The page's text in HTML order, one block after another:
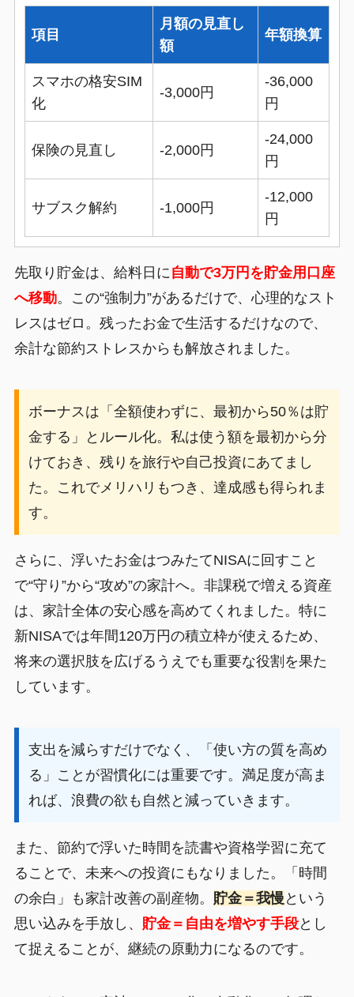
項目
月額の見直し
額
年額換算
スマホの格安SIM
化
-3,000円
-36,000
円
保険の見直し -2,000円
-24,000
円
サブスク解約 -1,000円
-12,000
円
先取り貯金は、給料日に自動で3万円を貯金用口座
へ移動。この“強制力”があるだけで、心理的なスト
レスはゼロ。残ったお金で生活するだけなので、
余計な節約ストレスからも解放されました。
ボーナスは「全額使わずに、最初から50％は貯
金する」とルール化。私は使う額を最初から分
けておき、残りを旅行や自己投資にあてまし
た。これでメリハリもつき、達成感も得られま
す。
さらに、浮いたお金はつみたてNISAに回すこと
で“守り”から“攻め”の家計へ。非課税で増える資産
は、家計全体の安心感を高めてくれました。特に
新NISAでは年間120万円の積立枠が使えるため、
将来の選択肢を広げるうえでも重要な役割を果た
しています。
支出を減らすだけでなく、「使い方の質を高め
る」ことが習慣化には重要です。満足度が高ま
れば、浪費の欲も自然と減っていきます。
また、節約で浮いた時間を読書や資格学習に充て
ることで、未来への投資にもなりました。「時間
の余白」も家計改善の副産物。 貯金＝我慢 という
思い込みを手放し、 貯金＝自由を増やす手段とし
て捉えることが、継続の原動力になるのです。